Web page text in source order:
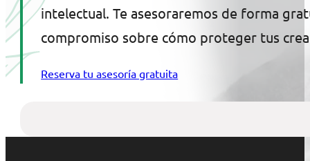
intelectual. Te asesoraremos de forma
compromiso sobre cómo proteger tus
Reserva tu asesoría gratuita